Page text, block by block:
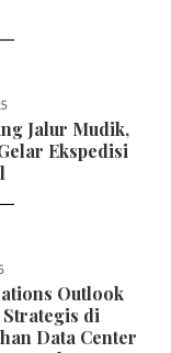
Jalur Mudik,
Ekspedisi
Outlook
Strategis di
Data Center